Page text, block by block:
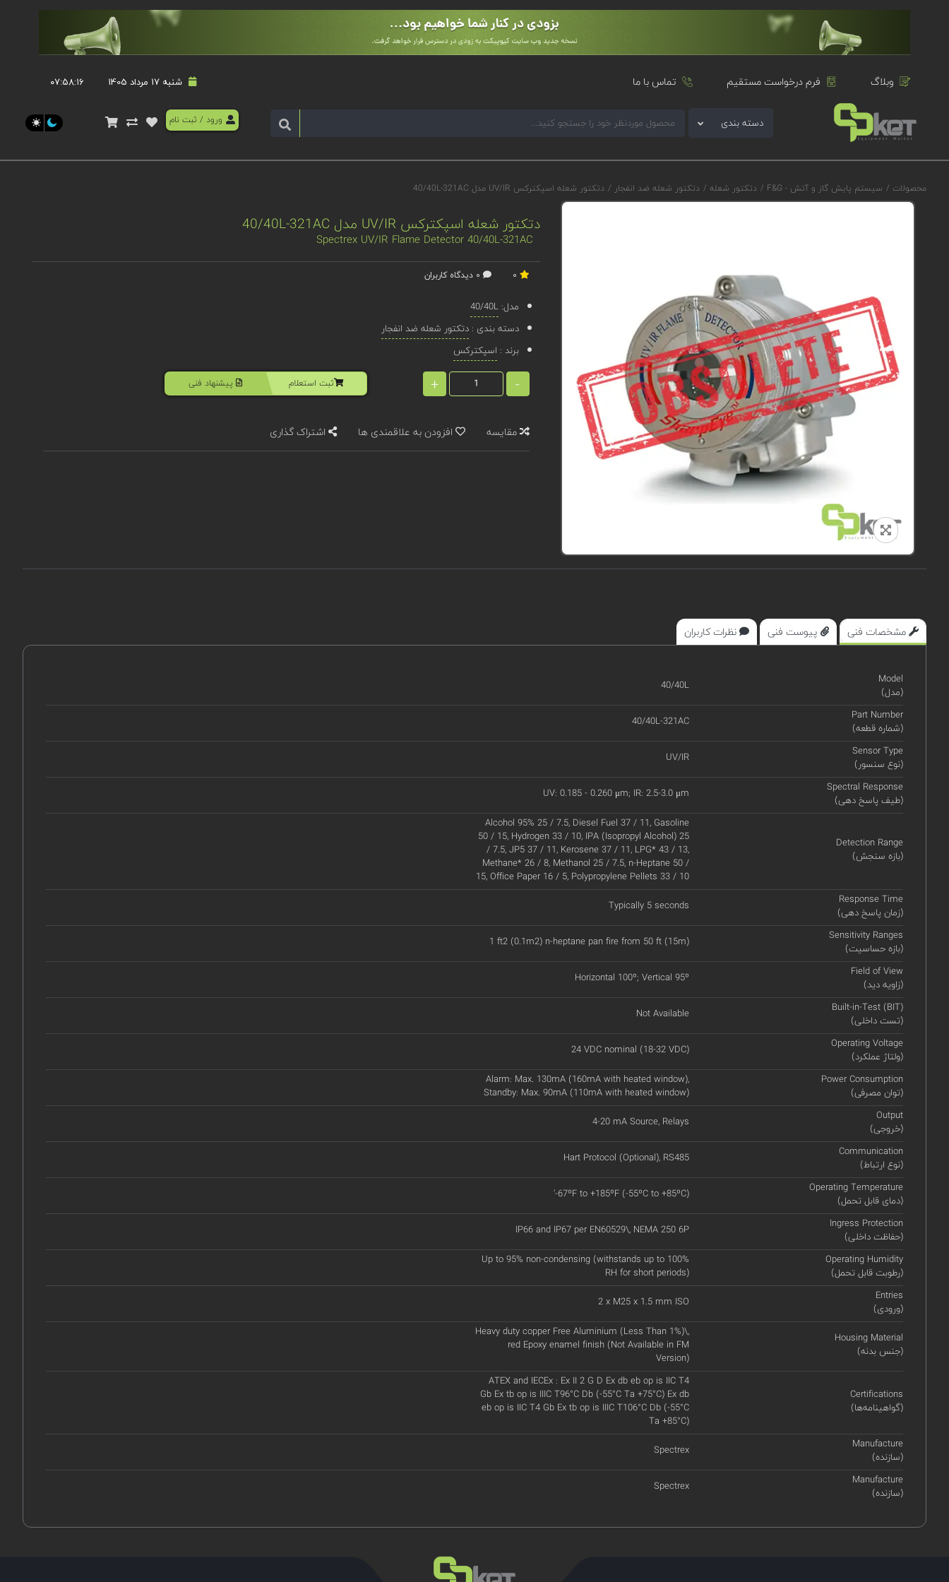
وبلاگ فرم درخواست مستقیم تماس با ما شنبه 17 مرداد 1405 ۰۷:۵۸:۱۷
دسته بندی ورود / ثبت نام
محصولات / سیستم پایش گاز و آتش - F&G / دتکتور شعله / دتکتور شعله ضد انفجار / دتکتور شعله اسپکترکس UV/IR مدل 40/40L-321AC
دتکتور شعله اسپکترکس UV/IR مدل 40/40L-321AC
Spectrex UV/IR Flame Detector 40/40L-321AC
مدل:40/40L
دسته بندی :دتکتور شعله ضد انفجار
برند : اسپکترکس
-
+ ثبت استعلام پیشنهاد فنی
مقایسه افزودن به علاقمندی ها اشتراک گذاری
مشخصات فنی پیوست فنی نظرات کاربران
Model
(مدل)
40/40L
Part Number
(شماره قطعه)
40/40L-321AC
Sensor Type
(نوع سنسور)
UV/IR
Spectral Response
(طیف پاسخ دهی)
UV: 0.185 - 0.260 μm; IR: 2.5-3.0 μm
Detection Range
(بازه سنجش)
Alcohol 95% 25 / 7.5, Diesel Fuel 37 / 11, Gasoline
50 / 15, Hydrogen 33 / 10, IPA (Isopropyl Alcohol) 25
/ 7.5, JP5 37 / 11, Kerosene 37 / 11, LPG* 43 / 13,
Methane* 26 / 8, Methanol 25 / 7.5, n-Heptane 50 /
15, Office Paper 16 / 5, Polypropylene Pellets 33 / 10
Response Time
(زمان پاسخ دهی)
Typically 5 seconds
Sensitivity Ranges
(بازه حساسیت)
1 ft2 (0.1m2) n-heptane pan fire from 50 ft (15m)
Field of View
(زاویه دید)
Horizontal 100º; Vertical 95º
Built-in-Test (BIT)
(تست داخلی)
Not Available
Operating Voltage
(ولتاژ عملکرد)
24 VDC nominal (18-32 VDC)
Power Consumption
(توان مصرفی)
Alarm: Max. 130mA (160mA with heated window),
Standby: Max. 90mA (110mA with heated window)
Output
(خروجی)
4-20 mA Source, Relays
Communication
(نوع ارتباط)
Hart Protocol (Optional), RS485
Operating Temperature
(دمای قابل تحمل)
'-67ºF to +185ºF (-55ºC to +85ºC)
Ingress Protection
(حفاظت داخلی)
IP66 and IP67 per EN60529\, NEMA 250 6P
Operating Humidity
(رطوبت قابل تحمل)
Up to 95% non-condensing (withstands up to 100%
RH for short periods)
Entries
(ورودی)
2 x M25 x 1.5 mm ISO
Housing Material
(جنس بدنه)
Heavy duty copper Free Aluminium (Less Than 1%)\,
red Epoxy enamel finish (Not Available in FM
Version)
Certifications
(گواهینامه‌ها)
ATEX and IECEx : Ex II 2 G D Ex db eb op is IIC T4
Gb Ex tb op is IIIC T96°C Db (-55°C Ta +75°C) Ex db
eb op is IIC T4 Gb Ex tb op is IIIC T106°C Db (-55°C
Ta +85°C)
Manufacture
(سازنده)
Spectrex
Manufacture
(سازنده)
Spectrex